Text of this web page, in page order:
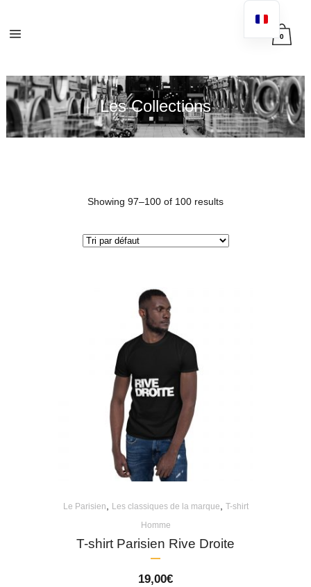
0
Les Collections
Showing 97–100 of 100 results
Le Parisien Les classiques de la marque
T-shirt
Homme
T-shirt Parisien Rive Droite
19,00€